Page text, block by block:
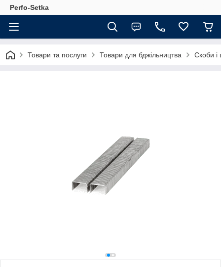
Perfo-Setka
Товари та послуги Товари для бджільництва Скоби і